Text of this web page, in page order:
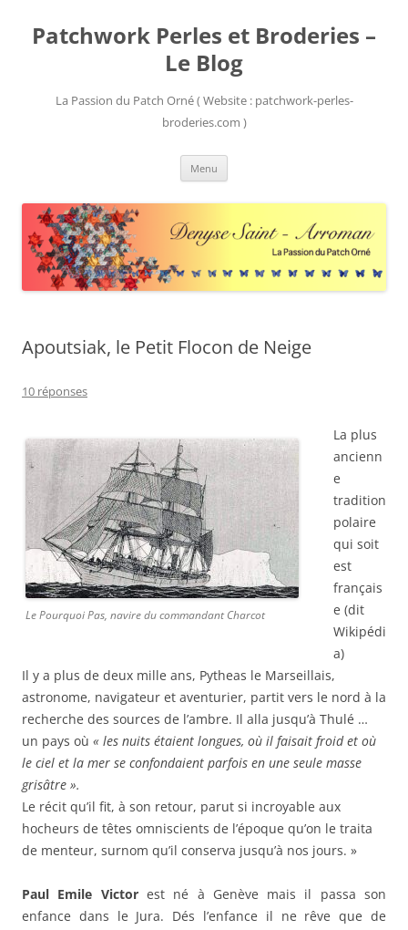
Patchwork Perles et Broderies –
Le Blog
La Passion du Patch Orné ( Website : patchwork-perles-
broderies.com )
Menu
Apoutsiak, le Petit Flocon de Neige
10 réponses
Le Pourquoi Pas, navire du commandant Charcot
La plus
ancienn
e
tradition
polaire
qui soit
est
français
e (dit
Wikipédi
a)
Il y a plus de deux mille ans, Pytheas le Marseillais,
astronome, navigateur et aventurier, partit vers le nord à la
recherche des sources de l’ambre. Il alla jusqu’à Thulé …
un pays où « les nuits étaient longues, où il faisait froid et où
le ciel et la mer se confondaient parfois en une seule masse
grisâtre ».
Le récit qu’il fit, à son retour, parut si incroyable aux
hocheurs de têtes omniscients de l’époque qu’on le traita
de menteur, surnom qu’il conserva jusqu’à nos jours. »
Paul Emile Victorest né à Genève mais il passa son
enfance dans le Jura. Dés l’enfance il ne rêve que de